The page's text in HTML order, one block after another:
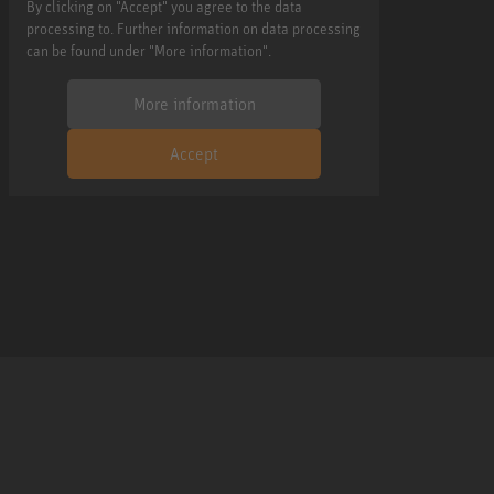
By clicking on "Accept" you agree to the data
processing to. Further information on data processing
can be found under "More information".
More information
Accept